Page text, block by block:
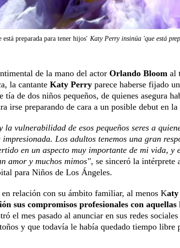
preparada para tener hijos' Katy Perry insinúa 'que está
de la mano del actor Orlando Bloom al
la cantante Katy Perry parece haberse fijado
de dos niños pequeños, de quienes asegura
irse preparando de cara a un posible debut en
vulnerabilidad de esos pequeños seres a
Los adultos tenemos una gran
en un aspecto muy importante de mi vida, y
amor y muchos mimos", se sinceró la intérprete
para Niños de Los Ángeles.
relación con su ámbito familiar, al menos Katy
sus compromisos profesionales con aquellas
el mes pasado al anunciar en sus redes
y que todavía le había quedado tiempo libre